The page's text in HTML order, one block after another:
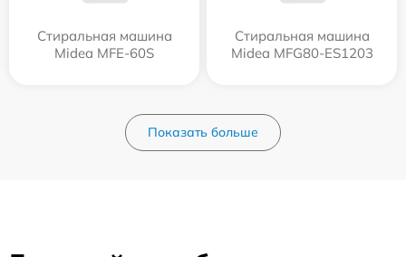
Стиральная машина
Midea MFE-60S
Стиральная машина
Midea MFG80-ES1203
Показать больше